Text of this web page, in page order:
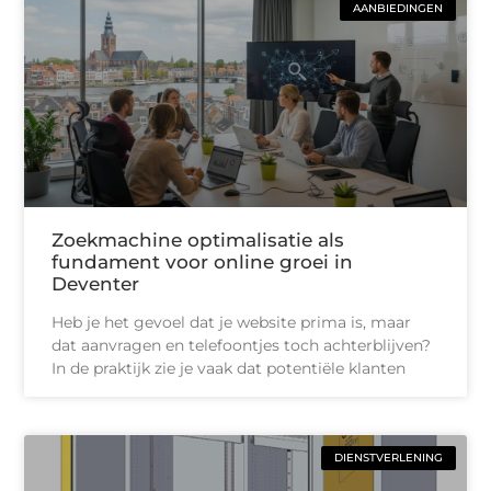
AANBIEDINGEN
Zoekmachine optimalisatie als
fundament voor online groei in
Deventer
Heb je het gevoel dat je website prima is, maar
dat aanvragen en telefoontjes toch achterblijven?
In de praktijk zie je vaak dat potentiële klanten
DIENSTVERLENING